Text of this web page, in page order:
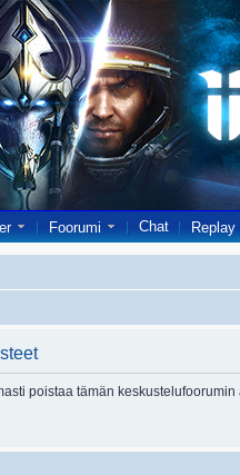
Foorumi Chat Replay
poistaa tämän